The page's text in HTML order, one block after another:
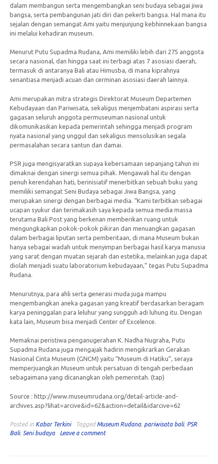
dalam membangun serta mengembangkan seni budaya sebagai jiwa
bangsa, serta pembangunan jati diri dan pekerti bangsa. Hal mana itu
sejalan dengan semangat Ami yaitu menjunjung kebhinnekaan bangsa
ini melalui kehadiran museum.
Menurut Putu Supadma Rudana, Ami memiliki lebih dari 275 anggota
secara nasional, dan hingga saat ini terbagi atas 7 asosiasi daerah,
termasuk di antaranya Bali atau Himusba, di mana kiprahnya
senantiasa menjadi acuan dan cerminan asosiasi daerah lainnya.
Ami merupakan mitra strategis Direktorat Museum Departemen
Kebudayaan dan Pariwisata, sekaligus menjembatani aspirasi serta
gagasan seluruh anggota permuseuman nasional untuk
dikomunikasikan kepada pemerintah sehingga menjadi program
nyata nasional yang unggul dan sekaligus mensolusikan segala
permasalahan secara santun dan damai.
PSR juga mengisyaratkan supaya kebersamaan sepanjang tahun ini
dimaknai dengan sinergi semua pihak. Mengawali hal itu dengan
penuh kerendahan hati, berinisiatif menerbitkan sebuah buku yang
memiliki semangat Seni Budaya sebagai Jiwa Bangsa, yang
merupakan sinergi dengan berbagai media. “Kami terbitkan sebagai
ucapan syukur dan terimakasih saya kepada semua media massa
terutama Bali Post yang berkenan memberikan ruang untuk
mengungkapkan pokok-pokok pikiran dan menuangkan gagasan
dalam berbagai liputan serta pemberitaan, di mana Museum bukan
hanya sebagai wadah untuk menyimpan berbagai hasil karya manusia
yang sarat dengan muatan sejarah dan estetika, melainkan juga dapat
diolah menjadi suatu laboratorium kebudayaan,” tegas Putu Supadma
Rudana.
Menurutnya, para ahli serta generasi muda juga mampu
mengembangkan aneka gagasan yang kreatif berdasarkan beragam
karya peninggalan para leluhur yang sungguh adi luhung itu. Dengan
kata lain, Museum bisa menjadi Center of Excelence.
Memaknai peristiwa penganugerahan K. Nadha Nugraha, Putu
Supadma Rudana juga mengajak hadirin mengikrarkan Gerakan
Nasional Cinta Museum (GNCM) yaitu “Museum di Hatiku”, seraya
memperjuangkan Museum untuk persatuan di tengah perbedaan
sebagaimana yang dicanangkan oleh pemerintah. (tap)
Source : http://www.museumrudana.org/detail-article-and-
archives.asp?lihat=arcive&id=62&action=detail&idarcive=62
Posted in Kabar Terkini Tagged Museum Rudana, pariwisata bali, PSR
Bali, Seni budaya Leave a comment